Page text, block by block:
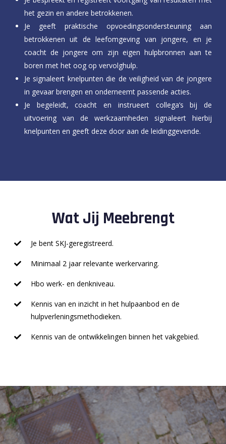
het gezin en andere betrokkenen.
Je geeft praktische opvoedingsondersteuning aan
betrokkenen uit de leefomgeving van jongere, en je
coacht de jongere om zijn eigen hulpbronnen aan te
boren met het oog op vervolghulp.
Je signaleert knelpunten die de veiligheid van de jongere
in gevaar brengen en onderneemt passende acties.
Je begeleidt, coacht en instrueert collega’s bij de
uitvoering van de werkzaamheden signaleert hierbij
knelpunten en geeft deze door aan de leidinggevende.
Wat Jij Meebrengt
Je bent SKJ-geregistreerd.
Minimaal 2 jaar relevante werkervaring.
Hbo werk- en denkniveau.
Kennis van en inzicht in het hulpaanbod en de
hulpverleningsmethodieken.
Kennis van de ontwikkelingen binnen het vakgebied.